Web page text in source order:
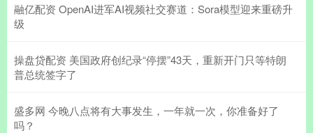
融亿配资 OpenAI进军AI视频社交赛道：Sora模型迎来重磅升
级
操盘贷配资 美国政府创纪录“停摆”43天，重新开门只等特朗
普总统签字了
盛多网 今晚八点将有大事发生，一年就一次，你准备好了
吗？